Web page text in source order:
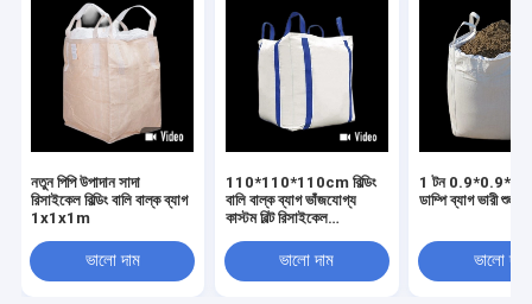
নতুন পিপি উপাদান সাদা
রিসাইকেল বিল্ডিং বালি বাল্ক ব্যাগ
1x1x1m
ভালো দাম
110*110*110cm বিল্ডিং
বালি বাল্ক ব্যাগ ভাঁজযোগ্য
কাস্টম বিল্ট রিসাইকেল
ভালো দাম
1 টন
ডাম্পি ব্যাগ ভারী শুল্ক
ভালো দাম